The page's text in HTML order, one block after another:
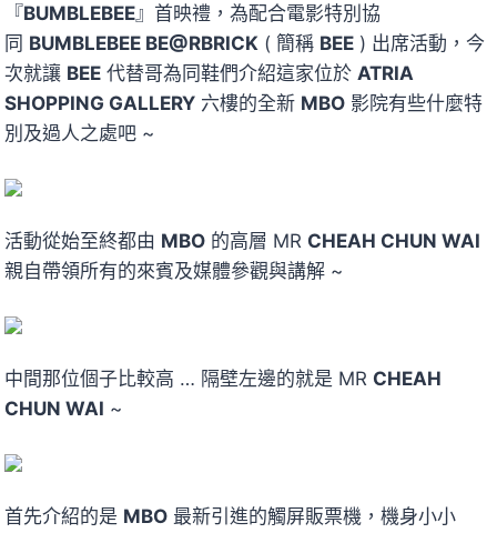
『BUMBLEBEE 』首映禮，為配合電影特別協
同 BUMBLEBEE BE@RBRICK ( 簡稱 BEE ) 出席活動，今
次就讓 BEE 代替哥為同鞋們介紹這家位於 ATRIA
SHOPPING GALLERY 六樓的全新 MBO 影院有些什麼特
別及過人之處吧 ~
活動從始至終都由 MBO 的高層 MR CHEAH CHUN WAI
親自帶領所有的來賓及媒體參觀與講解 ~
中間那位個子比較高 … 隔壁左邊的就是 MR CHEAH
CHUN WAI ~
首先介紹的是 MBO 最新引進的觸屏販票機，機身小小